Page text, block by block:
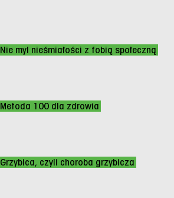
Nie myl nieśmiałości z fobią społeczną
Metoda 100 dla zdrowia
Grzybica, czyli choroba grzybicza